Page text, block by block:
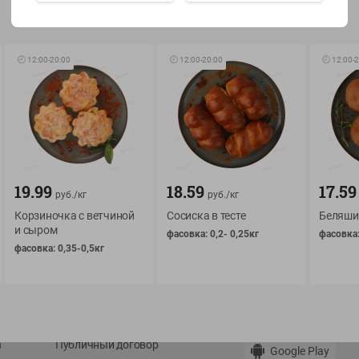
О сервисе
Возврат товара
Оформление заказа
Публичный договор
Мой Green
Обратная связь
Google Play
🕘 12:00-20:00
19.99 руб./кг
Корзиночка с ветчиной
и сыром
фасовка: 0,35-0,5кг
🕘 12:00-20:00
18.59 руб./кг
Сосиска в тесте
фасовка: 0,2- 0,25кг
🕘 12:00-
17.59
Беляши